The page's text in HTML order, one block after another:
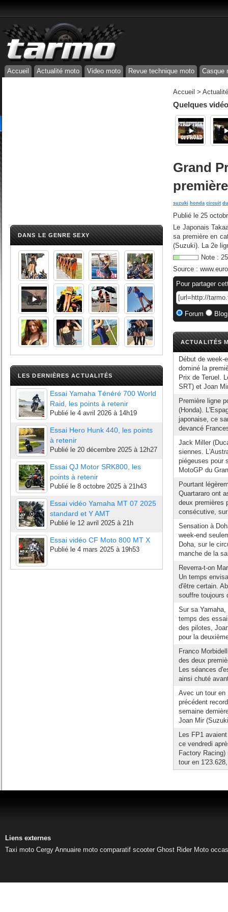
Accueil Actualité moto Video moto Revue technique moto Casque
DANS LE GENRE SEXY
LES DERNIÈRES ACTUALITÉS
Essai Yamaha Ténéré 700 World
Raid, les points à retenir
Publié le 4 avril 2026 à 14h19
Essai Hero Hunk 440, les points
à retenir
Publié le 20 décembre 2025 à 12h27
Essai QJ Motor SRK800, les
points à retenir
Publié le 8 octobre 2025 à 21h43
Essai vidéo Yamaha MT 07 2025
standard et Y AMT
Publié le 12 avril 2025 à 21h
Essai vidéo CF Moto 800 MT X
Publié le 4 mars 2025 à 19h53
Accueil >
Quelques
Grand
suzuki honda circuit
Publié le 25
Le Japonais
sa première en
(Suzuki). La 2e
Note : 25
Source :
Pour partager
Forum
ACTUALITÉS
Début de week-
dominé la
Prix de Teruel.
SRT) et Joan
Première ligne
(Honda).
japonaise, ce
devancé
Jack Miller
siennes.
piégeuses pour
MotoGP du
Pourtant
Quartararo ont
deux premières
consécutive,
Sensation à
week-end
Doha, sur le
manche de la
Reverra-t-on
Un temps
d'être certain.
souffre toujours
Sur sa
temps des
des pilotes,
pour la
Franco
des deux
Les séances
ainsi chuté
Avec un tour en
précédent
semaine
Joan Mir
Les FP1
ce vendredi
Factory
tour en
Liens externes
Taxi moto Cergy Annuaire moto comparatif scooter Ghost Rider Moto